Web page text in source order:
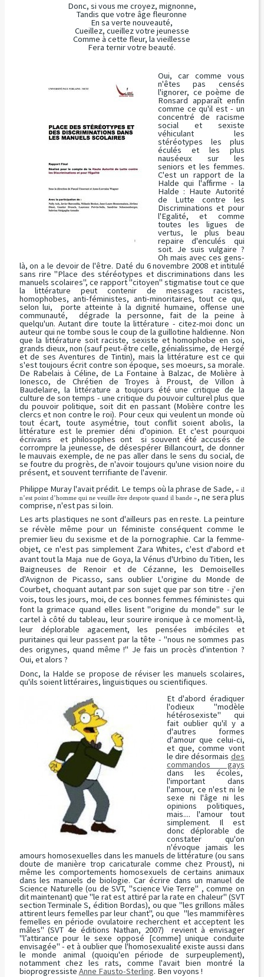
Donc, si vous me croyez, mignonne,
Tandis que votre âge fleuronne
En sa verte nouveauté,
Cueillez, cueillez votre jeunesse
Comme à cette fleur, la vieillesse
Fera ternir votre beauté.
Oui, car comme vous
n'êtes pas censés
l'ignorer, ce poème de
Ronsard apparaît enfin
comme ce qu'il est - un
concentré de racisme
social et sexiste
véhiculant les
stéréotypes les plus
éculés et les plus
nauséeux sur les
seniors et les femmes.
C'est un rapport de la
Halde qui l'affirme - la
Halde : Haute Autorité
de Lutte contre les
Discriminations et pour
l'Egalité, et comme
toutes les ligues de
vertus, le plus beau
repaire d'enculés qui
soit. Je suis vulgaire ?
Oh mais avec ces gens-
là, on a le devoir de l'être. Daté du 6 novembre 2008 et intitulé
sans rire"Place des stéréotypes et discriminations dans les
manuels scolaires", ce rapport "citoyen" stigmatise tout ce que
la littérature peut contenir de messages racistes,
homophobes, anti-féministes, anti-minoritaires, tout ce qui,
selon lui, porte atteinte à la dignité humaine, offense une
communauté, dégrade la personne, fait de la peine à
quelqu'un. Autant dire toute la littérature - citez-moi donc un
auteur qui ne tombe sous le coup de la guillotine haldienne. Non
que la littérature soit raciste, sexiste et homophobe en soi,
grands dieux, non (sauf peut-être celle, génialissime, de Hergé
et de sesAventures de Tintin), mais la littérature est ce qui
s'est toujours écrit contre son époque, ses moeurs, sa morale.
De Rabelais à Céline, de La Fontaine à Balzac, de Molière à
Ionesco, de Chrétien de Troyes à Proust, de Villon à
Baudelaire, la littérature a toujours été une critique de la
culture de son temps - une critique du pouvoir culturel plus que
du pouvoir politique, soit dit en passant (Molière contre les
clercs et non contre le roi). Pour ceux qui veulent un monde où
tout écart, toute asymétrie, tout conflit soient abolis, la
littérature est le premier déni d'opinion. Et c'est pourquoi
écrivains et philosophes ont si souvent été accusés de
corrompre la jeunesse, de désespérer Billancourt, de donner
le mauvais exemple, de ne pas aller dans le sens du social, de
se foutre du progrès, de n'avoir toujours qu'une vision noire du
présent, et souvent terrifiante de l'avenir.
Philippe Muray l'avait prédit. Le temps où la phrase de Sade, « il
n’est point d’homme qui ne veuille être despote quand il bande », ne sera plus
comprise, n'est pas si loin.
Les arts plastiques ne sont d'ailleurs pas en reste. La peinture
se révèle même pour un féministe conséquent comme le
premier lieu du sexisme et de la pornographie. Car la femme-
objet, ce n'est pas simplement Zara Whites, c'est d'abord et
avant tout la Maja nue de Goya, la Vénus d'Urbino du Titien, les
Baigneuses de Renoir et de Cézanne, les Demoiselles
d'Avignon de Picasso, sans oublier L'origine du Monde de
Courbet, choquant autant par son sujet que par son titre - j'en
vois, tous les jours, moi, de ces bonnes femmes féministes qui
font la grimace quand elles lisent "origine du monde" sur le
cartel à côté du tableau, leur sourire ironique à ce moment-là,
leur déplorable agacement, les pensées imbéciles et
puritaines qui leur passent par la tête - "nous ne sommes pas
des origynes, quand même !" Je fais un procès d'intention ?
Oui, et alors ?
Donc, la Halde se propose de réviser les manuels scolaires,
qu'ils soient littéraires, linguistiques ou scientifiques.
Et d'abord éradiquer
l'odieux "modèle
hétérosexiste" qui
fait oublier qu'il y a
d'autres formes
d'amour que celui-ci,
et que, comme vont
le dire désormais des
commandos gays
dans les écoles,
l'important dans
l'amour, ce n'est ni le
sexe ni l'âge ni les
opinions politiques,
mais.... l'amour tout
simplement. Il est
donc déplorable de
constater qu'on
n'évoque jamais les
amours homosexuelles dans les manuels de littérature (ou sans
doute de manière trop caricaturale comme chez Proust), ni
même les comportements homosexuels de certains animaux
dans les manuels de biologie. Car écrire dans un manuel de
Science Naturelle (ou de SVT, "science Vie Terre" , comme on
dit maintenant) que"le rat est attiré par la rate en chaleur" (SVT
section Terminale S, édition Bordas), ou que "les grillons mâles
attirent leurs femelles par leur chant", ou que "les mammifères
femelles en période ovulatoire recherchent et acceptent les
mâles" (SVT 4e éditions Nathan, 2007) revient à envisager
"l’attirance pour le sexe opposé [comme] unique conduite
envisagée" - et à oublier que l'homosexualité existe aussi dans
le monde animal (quoiqu'en période de surpeuplement),
notamment chez les rats, comme l'avait bien montré la
bioprogressiste Anne Fausto-Sterling. Ben voyons !